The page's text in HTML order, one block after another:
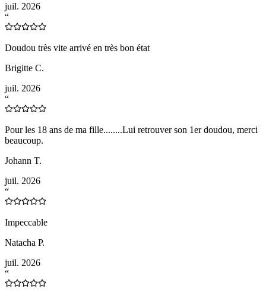
juil. 2026
“
Doudou très vite arrivé en très bon état
Brigitte C.
juil. 2026
“
Pour les 18 ans de ma fille........Lui retrouver son 1er doudou, merci
beaucoup.
Johann T.
juil. 2026
“
Impeccable
Natacha P.
juil. 2026
“